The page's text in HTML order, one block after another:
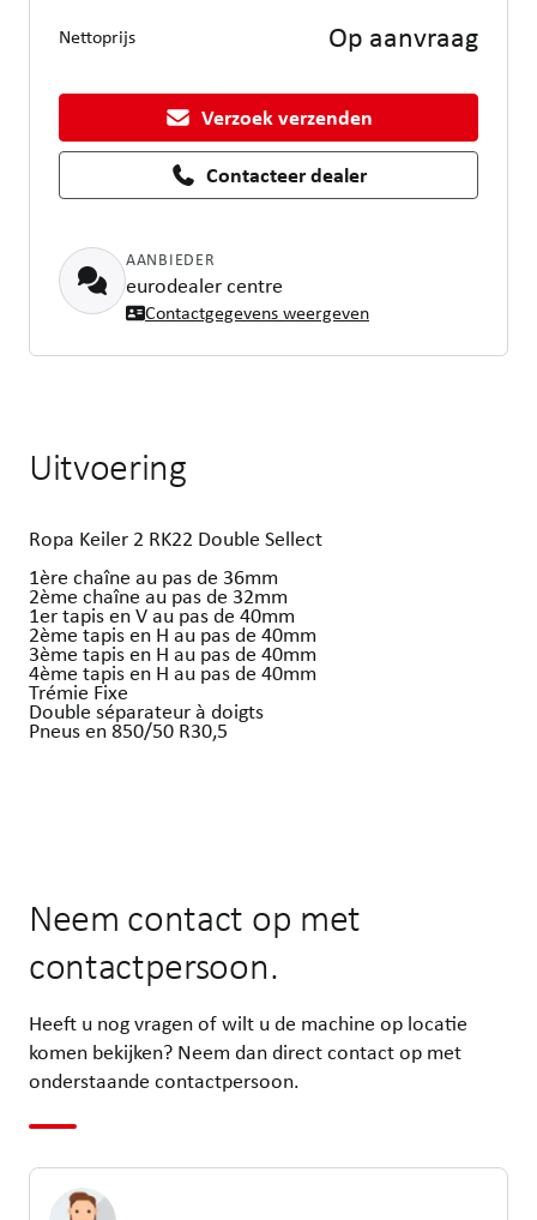
Nettoprijs Op aanvraag
Verzoek verzenden
Contacteer dealer
AANBIEDER
eurodealer centre
Contactgegevens weergeven
Uitvoering
Ropa Keiler 2 RK22 Double Sellect
1ère chaîne au pas de 36mm
2ème chaîne au pas de 32mm
1er tapis en V au pas de 40mm
2ème tapis en H au pas de 40mm
3ème tapis en H au pas de 40mm
4ème tapis en H au pas de 40mm
Trémie Fixe
Double séparateur à doigts
Pneus en 850/50 R30,5
Neem contact op met
contactpersoon.
Heeft u nog vragen of wilt u de machine op locatie
komen bekijken? Neem dan direct contact op met
onderstaande contactpersoon.